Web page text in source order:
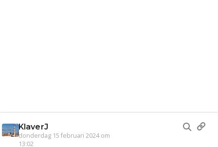
KlaverJ
donderdag 15 februari 2024 om
13:02